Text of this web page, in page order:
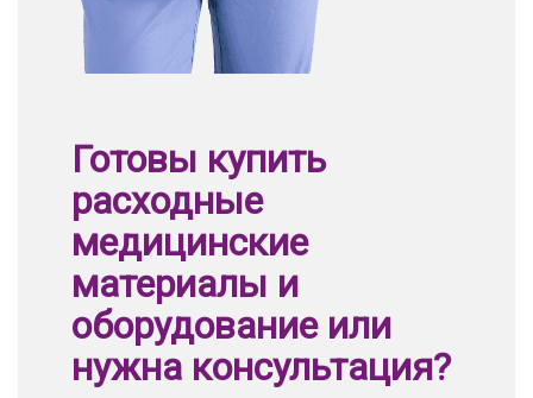
Готовы купить
расходные
медицинские
материалы и
оборудование или
нужна консультация?